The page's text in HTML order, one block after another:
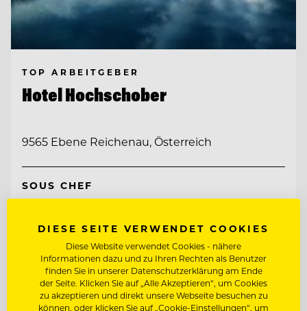
TOP ARBEITGEBER
Hotel Hochschober
9565 Ebene Reichenau, Österreich
SOUS CHEF
BARMITARBEITER
Entdecke alle Jobs
DIESE SEITE VERWENDET COOKIES
Diese Website verwendet Cookies - nähere
Informationen dazu und zu Ihren Rechten als Benutzer
finden Sie in unserer Datenschutzerklärung am Ende
der Seite. Klicken Sie auf „Alle Akzeptieren“, um Cookies
zu akzeptieren und direkt unsere Webseite besuchen zu
können, oder klicken Sie auf „Cookie-Einstellungen“, um